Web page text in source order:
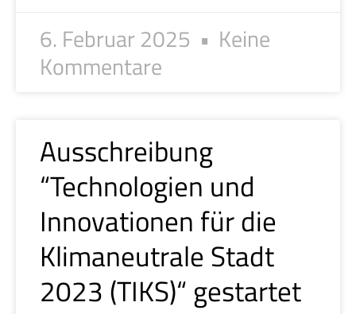
6. Februar 2025
Keine
Kommentare
Ausschreibung
“Technologien und
Innovationen für die
Klimaneutrale Stadt
2023 (TIKS)“ gestartet